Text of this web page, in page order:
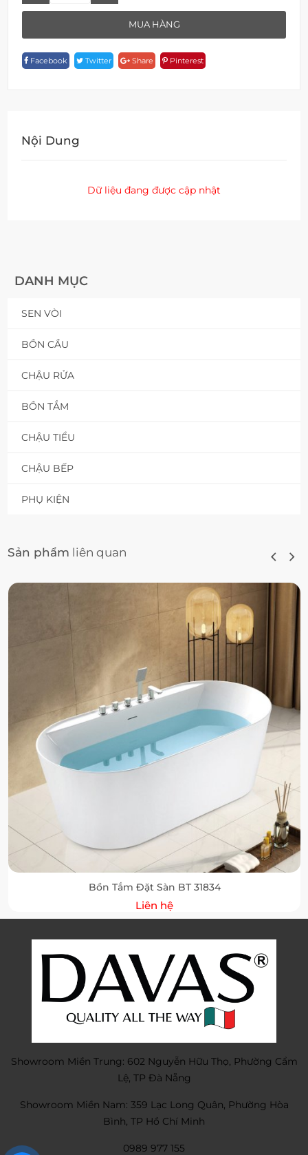
DANH MỤC
SEN VÒI
BỒN CẦU
CHẬU RỬA
BỒN TẮM
CHẬU TIỂU
CHẬU BẾP
PHỤ KIỆN
Đúc
Nguyên
Quantity
MUA HÀNG
Facebook Twitter Share Pinterest
Nội Dung
Dữ liệu đang được cập nhật
Sản phẩm liên quan
Bồn Tắm Đặt Sàn BT 31834
Liên hệ
Showroom Miền Trung: 602 Nguyễn Hữu Thọ, Phường Cẩm
Lệ, TP Đà Nẵng
Showroom Miền Nam: 359 Lạc Long Quân, Phường Hòa
Bình, TP Hồ Chí Minh
0989 977 155